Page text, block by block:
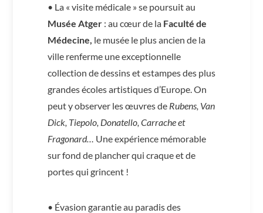
• La « visite médicale » se poursuit au
Musée Atger: au cœur de la Faculté de
Médecine, le musée le plus ancien de la
ville renferme une exceptionnelle
collection de dessins et estampes des plus
grandes écoles artistiques d’Europe. On
peut y observer les œuvres de Rubens, Van
Dick, Tiepolo, Donatello, Carrache et
Fragonard…
Une expérience mémorable
sur fond de plancher qui craque et de
portes qui grincent !
• Évasion garantie au paradis des